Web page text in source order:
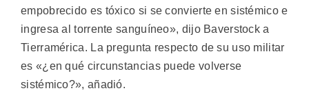
empobrecido es tóxico si se convierte en sistémico e
ingresa al torrente sanguíneo», dijo Baverstock a
Tierramérica. La pregunta respecto de su uso militar
es «¿en qué circunstancias puede volverse
sistémico?», añadió.